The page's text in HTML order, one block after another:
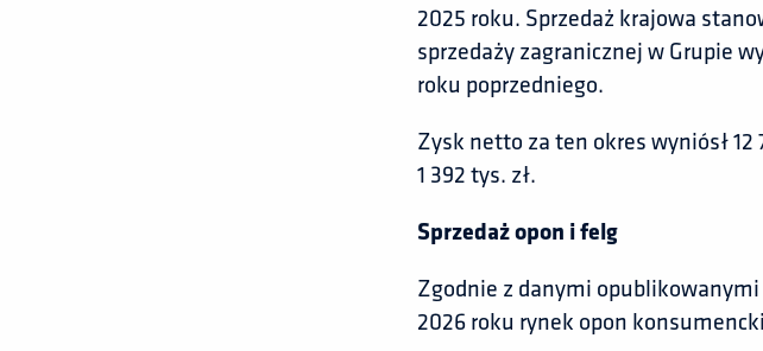
2025 roku. Sprzedaż krajowa
sprzedaży zagranicznej w Grupie
roku poprzedniego.
Zysk netto za ten okres wyniósł
1 392 tys. zł.
Sprzedaż opon i felg
Zgodnie z danymi opublikowanymi
2026 roku rynek opon